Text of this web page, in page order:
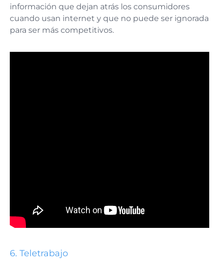
información que dejan atrás los consumidores
cuando usan internet y que no puede ser ignorada
para ser más competitivos.
6. Teletrabajo